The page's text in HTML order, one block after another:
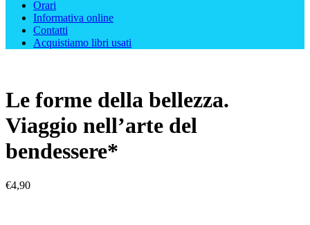
Orari
Informativa online
Contatti
Acquistiamo libri usati
Le forme della bellezza.
Viaggio nell’arte del
bendessere*
€4,90